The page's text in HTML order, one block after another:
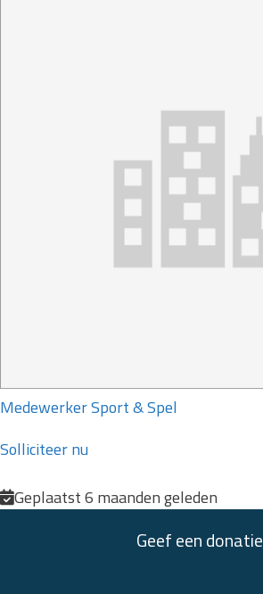
Medewerker Sport & Spel
Solliciteer nu
Geplaatst 6 maanden geleden
Geef een donatie